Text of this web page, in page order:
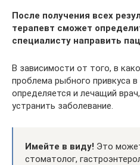
После получения всех
терапевт сможет
специалисту направить
В зависимости от того, в
проблема рыбного привкуса
определяется и лечащий
устранить заболевание.
Имейте в виду! Это
стоматолог,